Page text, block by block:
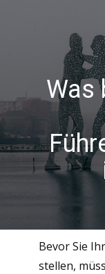
Was
Bevor Sie
stellen,